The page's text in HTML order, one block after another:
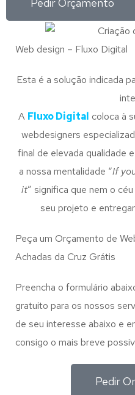
Web design – Fluxo Digital
Esta é a solução indicada
A Fluxo Digital coloca à
webdesigners
final de elevada qualidade
a nossa mentalidade “If
it” significa que nem o
seu projeto e
Peça um Orçamento de
Achadas da Cruz Grátis
Preencha o formulário
gratuito para os nossos
de seu interesse abaixo e
consigo o mais breve
Pedir